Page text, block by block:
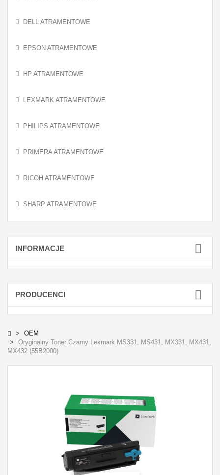
DELL ATRAMENTOWE
EPSON ATRAMENTOWE
HP ATRAMENTOWE
LEXMARK ATRAMENTOWE
PHILIPS ATRAMENTOWE
PRIMERA ATRAMENTOWE
RICOH ATRAMENTOWE
SHARP ATRAMENTOWE
INFORMACJE
PRODUCENCI
OEM
Oryginalny Toner Czarny Lexmark MS331, MS431, MX331, MX431,
MX432 (55B2000)